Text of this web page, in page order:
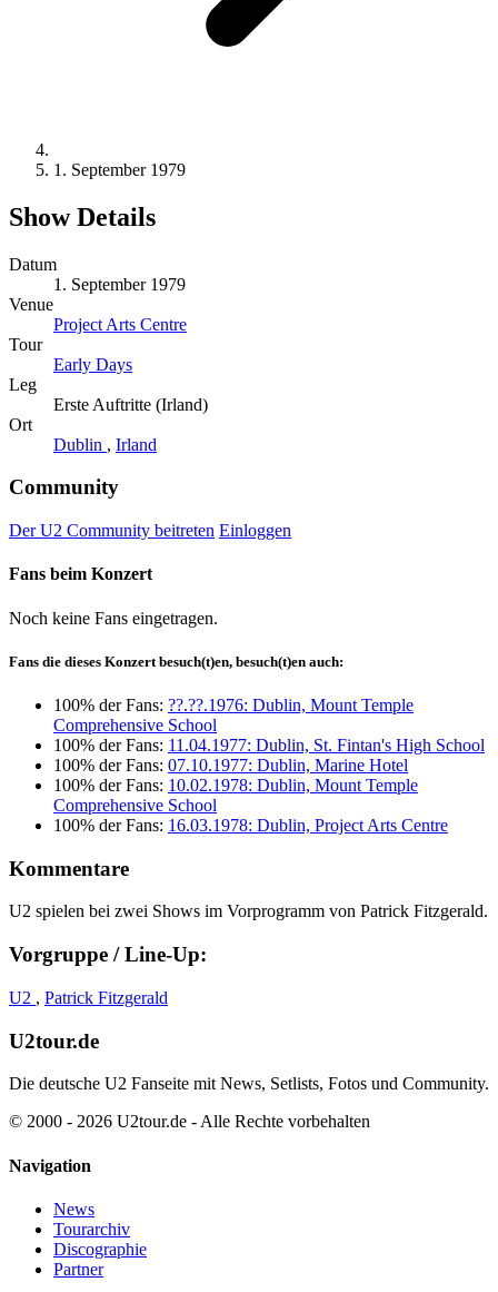
1. September 1979
Show Details
Datum
1. September 1979
Venue
Project Arts Centre
Tour
Early Days
Leg
Erste Auftritte (Irland)
Ort
Dublin , Irland
Community
Der U2 Community beitreten Einloggen
Fans beim Konzert
Noch keine Fans eingetragen.
Fans die dieses Konzert besuch(t)en, besuch(t)en auch:
100% der Fans: ??.??.1976: Dublin, Mount Temple
Comprehensive School
100% der Fans: 11.04.1977: Dublin, St. Fintan's High School
100% der Fans: 07.10.1977: Dublin, Marine Hotel
100% der Fans: 10.02.1978: Dublin, Mount Temple
Comprehensive School
100% der Fans: 16.03.1978: Dublin, Project Arts Centre
Kommentare
U2 spielen bei zwei Shows im Vorprogramm von Patrick Fitzgerald.
Vorgruppe / Line-Up:
U2 , Patrick Fitzgerald
U2tour.de
Die deutsche U2 Fanseite mit News, Setlists, Fotos und Community.
© 2000 - 2026 U2tour.de - Alle Rechte vorbehalten
Navigation
News
Tourarchiv
Discographie
Partner